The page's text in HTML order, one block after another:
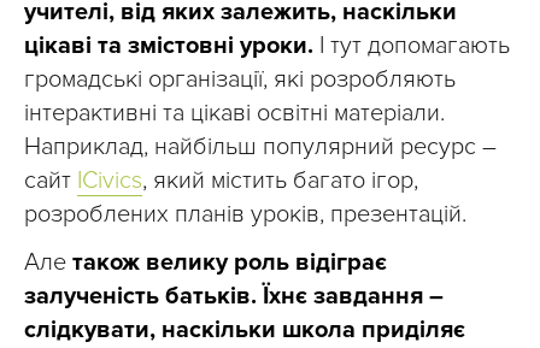
учителі, від яких залежить, наскільки
цікаві та змістовні уроки. І тут допомагають
громадські організації, які розробляють
інтерактивні та цікаві освітні матеріали.
Наприклад, найбільш популярний ресурс –
сайт ICivics, який містить багато ігор,
розроблених планів уроків, презентацій.
Але також велику роль відіграє
залученість батьків. Їхнє завдання –
слідкувати, наскільки школа приділяє